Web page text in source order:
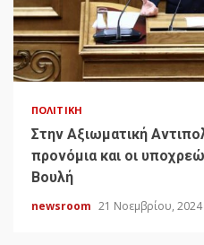
ΠΟΛΙΤΙΚΉ
Στην Αξιωματική
προνόμια και οι
Βουλή
newsroom 21 Νοεμβρίου,